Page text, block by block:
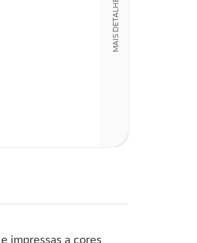
MAIS DETALHES
impressas a cores